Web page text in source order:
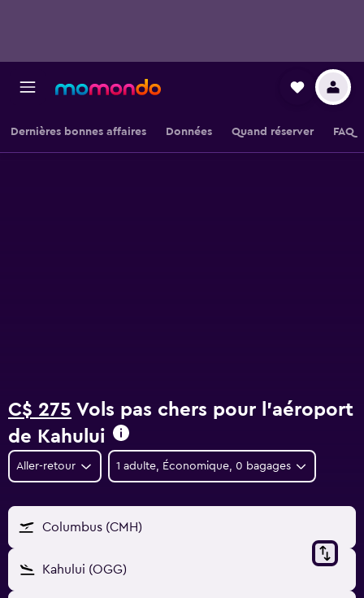
Dernières bonnes affaires Données Quand réserver FAQ
C$ 275 Vols pas chers pour l'aéroport
de Kahului
Aller-retour 1 adulte, Économique, 0 bagages
Columbus (CMH)
Kahului (OGG)